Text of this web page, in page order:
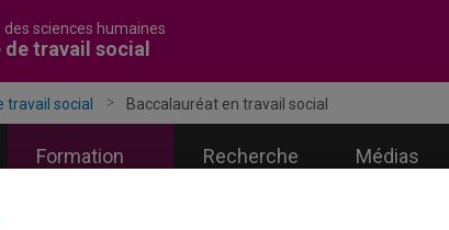
des sciences humaines
de travail social
travail social Baccalauréat en travail social
Formation Recherche Médias